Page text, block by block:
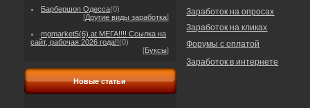
Барбершоп Одесса(0)
[Другие виды заработка]
mgmarket5(6).at МЕГА!!!! Ссылка на
сайт, рабочая 2026 года!!(0)
[Буксы]
Новые статьи
Заработок на опросах
Заработок на кликах
Форумы с оплатой
Заработок в интернете